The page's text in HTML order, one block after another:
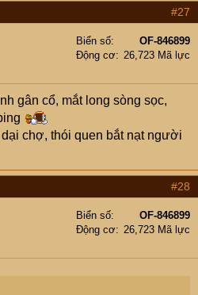
#27
Biển số
OF-846899
Động cơ
26,723 Mã lực
gân cổ, mắt long sòng sọc,
chợ, thói quen bắt nạt người
#28
Biển số
OF-846899
Động cơ
26,723 Mã lực